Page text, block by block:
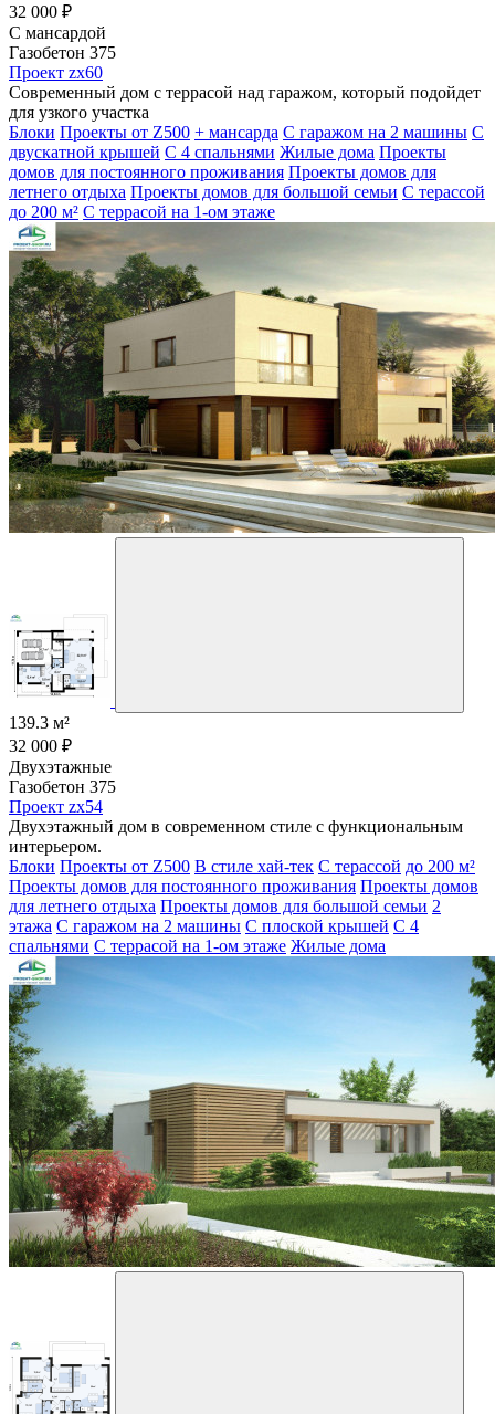
32 000 ₽
С мансардой
Газобетон 375
Проект zx60
Современный дом с террасой над гаражом, который подойдет
для узкого участка
Блоки Проекты от Z500 + мансарда С гаражом на 2 машины С
двускатной крышей С 4 спальнями Жилые дома Проекты
домов для постоянного проживания Проекты домов для
летнего отдыха Проекты домов для большой семьи С терассой
до 200 м² С террасой на 1-ом этаже
139.3 м²
32 000 ₽
Двухэтажные
Газобетон 375
Проект zx54
Двухэтажный дом в современном стиле с функциональным
интерьером.
Блоки Проекты от Z500 В стиле хай-тек С терассой до 200 м²
Проекты домов для постоянного проживания Проекты домов
для летнего отдыха Проекты домов для большой семьи 2
этажа С гаражом на 2 машины С плоской крышей С 4
спальнями С террасой на 1-ом этаже Жилые дома